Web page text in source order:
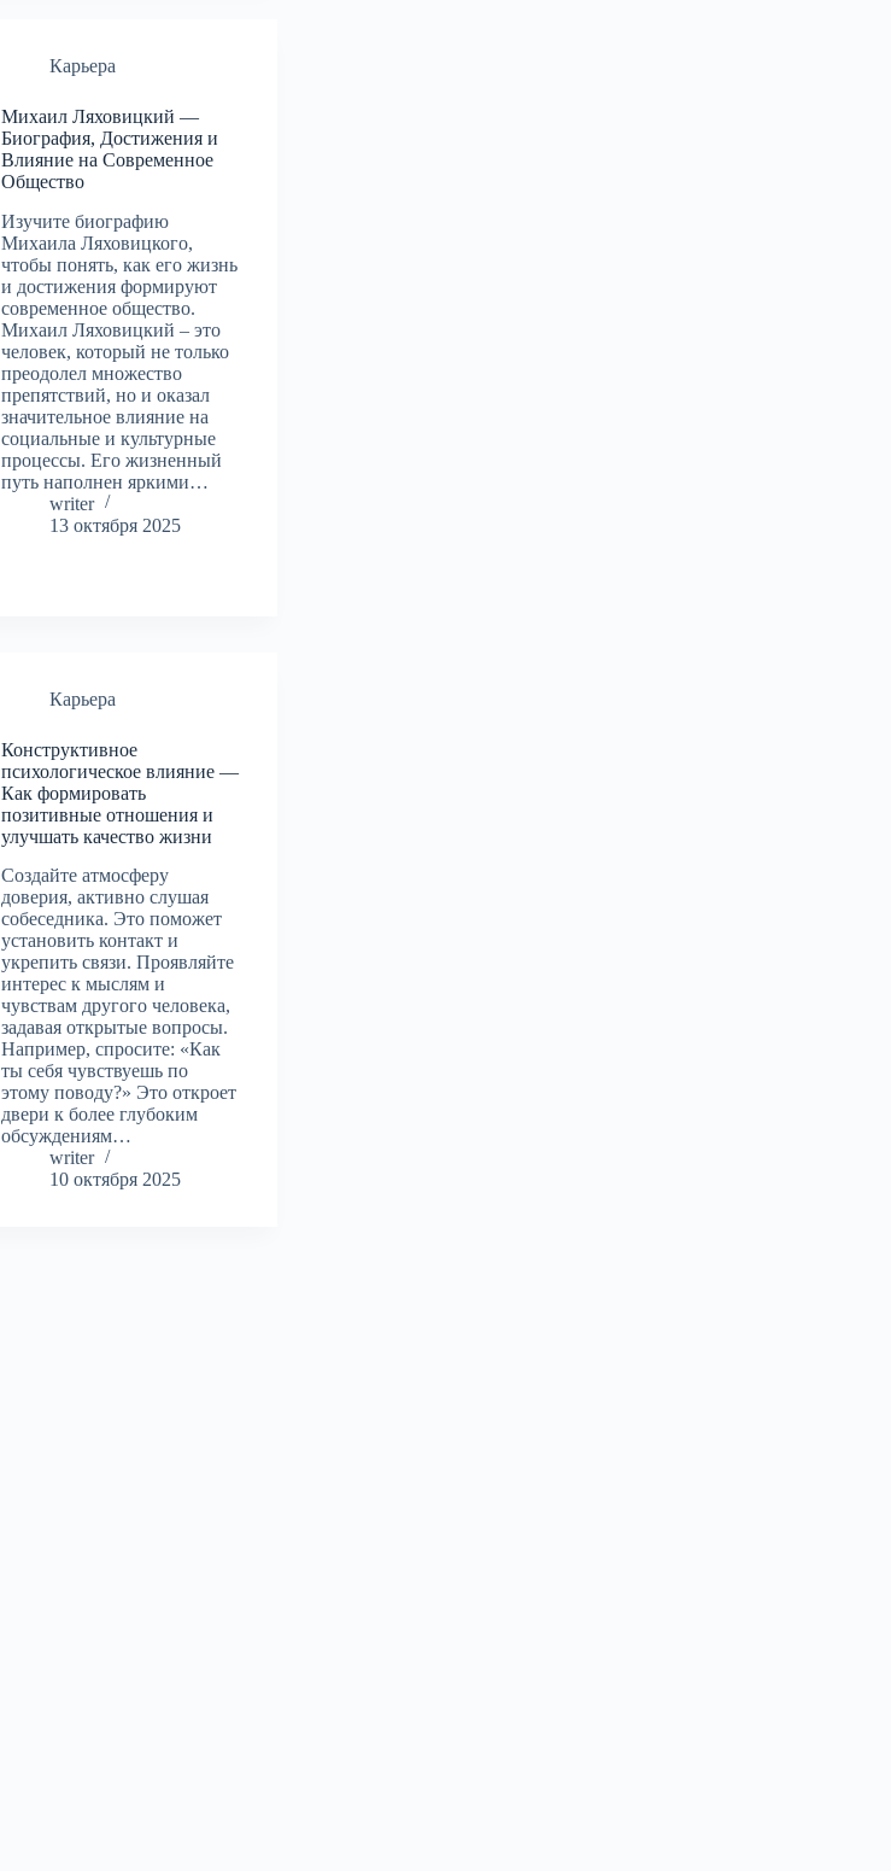
Карьера
Михаил Ляховицкий —
Биография, Достижения и
Влияние на Современное
Общество
Изучите биографию
Михаила Ляховицкого,
чтобы понять, как его жизнь
и достижения формируют
современное общество.
Михаил Ляховицкий – это
человек, который не только
преодолел множество
препятствий, но и оказал
значительное влияние на
социальные и культурные
процессы. Его жизненный
путь наполнен яркими…
writer
13 октября 2025
Карьера
Конструктивное
психологическое влияние —
Как формировать
позитивные отношения и
улучшать качество жизни
Создайте атмосферу
доверия, активно слушая
собеседника. Это поможет
установить контакт и
укрепить связи. Проявляйте
интерес к мыслям и
чувствам другого человека,
задавая открытые вопросы.
Например, спросите: «Как
ты себя чувствуешь по
этому поводу?» Это откроет
двери к более глубоким
обсуждениям…
writer
10 октября 2025